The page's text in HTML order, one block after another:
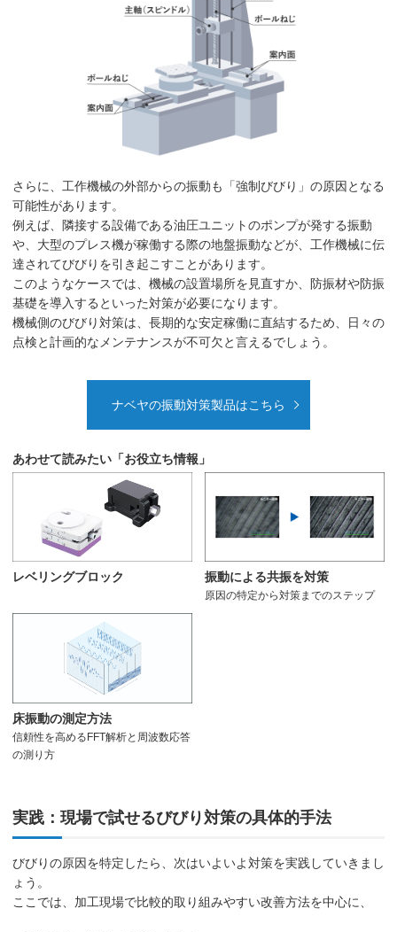
さらに、工作機械の外部からの振動も「強制びびり」の原因となる
可能性があります。
例えば、隣接する設備である油圧ユニットのポンプが発する振動
や、大型のプレス機が稼働する際の地盤振動などが、工作機械に伝
達されてびびりを引き起こすことがあります。
このようなケースでは、機械の設置場所を見直すか、防振材や防振
基礎を導入するといった対策が必要になります。
機械側のびびり対策は、長期的な安定稼働に直結するため、日々の
点検と計画的なメンテナンスが不可欠と言えるでしょう。
ナベヤの振動対策製品はこちら
あわせて読みたい「お役立ち情報」
レベリングブロック 振動による共振を対策
原因の特定から対策までのステップ
床振動の測定方法
信頼性を高めるFFT解析と周波数応答
の測り方
実践：現場で試せるびびり対策の具体的手法
びびりの原因を特定したら、次はいよいよ対策を実践していきまし
ょう。
ここでは、加工現場で比較的取り組みやすい改善方法を中心に、